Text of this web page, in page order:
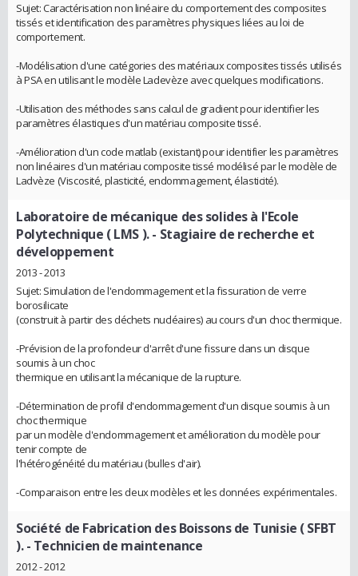
Sujet: Caractérisation non linéaire du comportement des composites
tissés et identification des paramètres physiques liées au loi de
comportement.
-Modélisation d'une catégories des matériaux composites tissés utilisés
à PSA en utilisant le modèle Ladevèze avec quelques modifications.
-Utilisation des méthodes sans calcul de gradient pour identifier les
paramètres élastiques d'un matériau composite tissé.
-Amélioration d'un code matlab (existant) pour identifier les paramètres
non linéaires d'un matériau composite tissé modélisé par le modèle de
Ladvèze (Viscosité, plasticité, endommagement, élasticité).
Laboratoire de mécanique des solides à l'Ecole
Polytechnique ( LMS ).- Stagiaire de recherche et
développement
2013 - 2013
Sujet: Simulation de l'endommagement et la fissuration de verre
borosilicate
(construit à partir des déchets nucléaires) au cours d'un choc thermique.
-Prévision de la profondeur d'arrêt d'une fissure dans un disque
soumis à un choc
thermique en utilisant la mécanique de la rupture.
-Détermination de profil d'endommagement d'un disque soumis à un
choc thermique
par un modèle d'endommagement et amélioration du modèle pour
tenir compte de
l'hétérogénéité du matériau (bulles d'air).
-Comparaison entre les deux modèles et les données expérimentales.
Société de Fabrication des Boissons de Tunisie ( SFBT
).- Technicien de maintenance
2012 - 2012